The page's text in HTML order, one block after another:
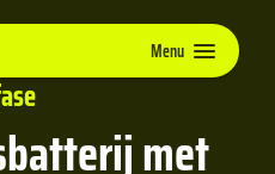
Menu
met